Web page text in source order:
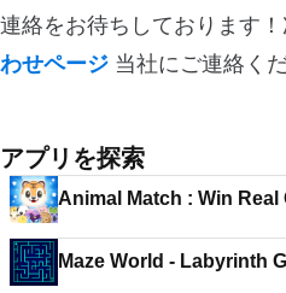
連絡をお待ちしております！
わせページ 当社にご連絡くだ
アプリを探索
Animal Match : Win Real
Maze World - Labyrinth